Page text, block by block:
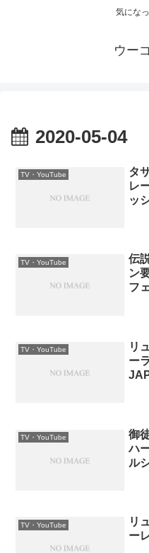
気にな
ウー
2020-05-04
TV・YouTube
タ
レ
ッ
TV・YouTube
伝
ン
フ
TV・YouTube
リ
ー
TV・YouTube
御
ハ
ル
TV・YouTube
リ
ー